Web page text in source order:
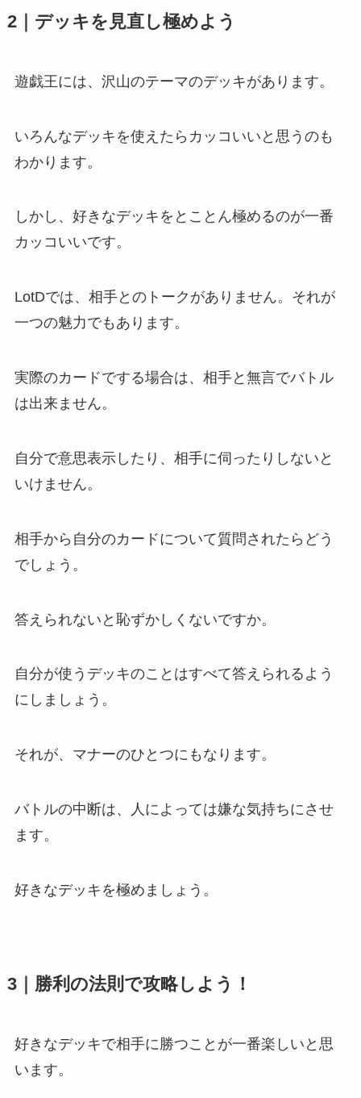
2｜デッキを見直し極めよう
遊戯王には、沢山のテーマのデッキがあります。
いろんなデッキを使えたらカッコいいと思うのも
わかります。
しかし、好きなデッキを とことん極めるのが一番
カッコいいです。
LotDでは、相手とのトークがありません。それが
一つの魅力でもあります。
実際のカードでする場合は、相手と無言でバトル
は出来ません。
自分で意思表示したり、相手に伺ったりしないと
いけません。
相手から自分のカードについて質問されたらどう
でしょう。
答えられないと恥ずかしくないですか。
自分が使うデッキのことはすべて答えられるよう
にしましょう。
それが、マナーのひとつにもなります。
バトルの中断は、人によっては嫌な気持ちにさせ
ます。
好きなデッキを極めましょう。
3｜勝利の法則で攻略しよう！
好きなデッキで相手に勝つこと が一番楽しいと思
います。